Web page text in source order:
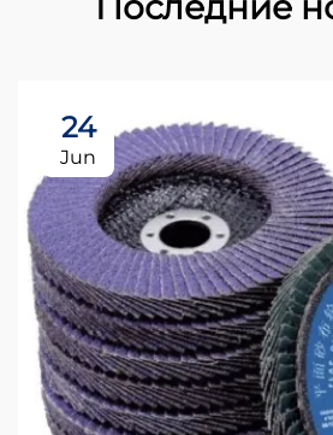
24
Jun